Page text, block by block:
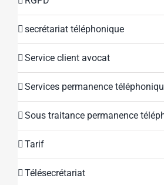
secrétariat téléphonique
Service client avocat
Services permanence
Sous traitance permanence
Tarif
Télésecrétariat